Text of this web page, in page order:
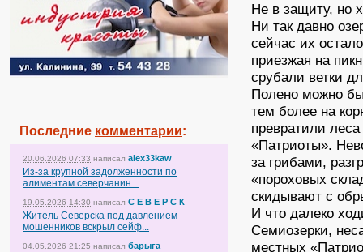
Последние комментарии:
20.06.2026 07:33 написал alex33kaw
Из-за крупной задолженности по
алиментам северчанин...
19.05.2026 14:30 написал С Е В Е Р С К
Житель Северска под давлением
мошенников вскрыл сейф...
04.05.2026 21:25 написал барыга
Не в защиту, но
Ни так давно
сейчас их
приезжая на
срубали ветки
Полено можно
тем более на
превратили
«Патриоты».
за грибами,
«пороховых
скидывают с
И что далеко
Семиозерки,
местных